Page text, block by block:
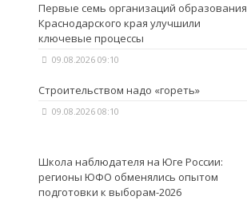
Первые семь организаций образования
Краснодарского края улучшили
ключевые процессы
09.08.2026 09:10
Строительством надо «гореть»
09.08.2026 08:10
Школа наблюдателя на Юге России:
регионы ЮФО обменялись опытом
подготовки к выборам-2026